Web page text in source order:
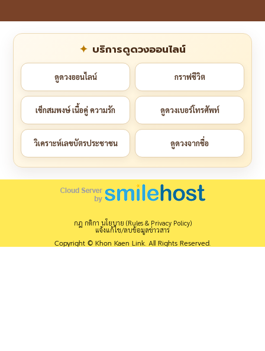
บริการดูดวงออนไลน์
ดูดวงออนไลน์ กราฟชีวิต
เช็กสมพงษ์ เนื้อคู่ ความรัก ดูดวงเบอร์โทรศัพท์
วิเคราะห์เลขบัตรประชาชน ดูดวงจากชื่อ
กฎ กติกา นโยบาย (Rules & Privacy Policy)
แจ้งแก้ไข/ลบข้อมูลข่าวสาร
Copyright © Khon Kaen Link. All Rights Reserved.